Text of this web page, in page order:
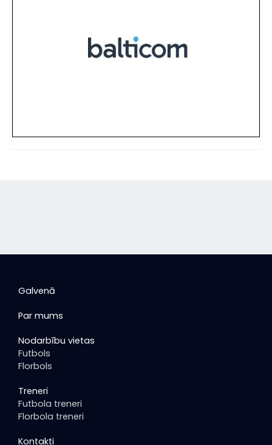
Galvenā
Par mums
Nodarbību vietas
Futbols
Florbols
Treneri
Futbola treneri
Florbola treneri
Kontakti